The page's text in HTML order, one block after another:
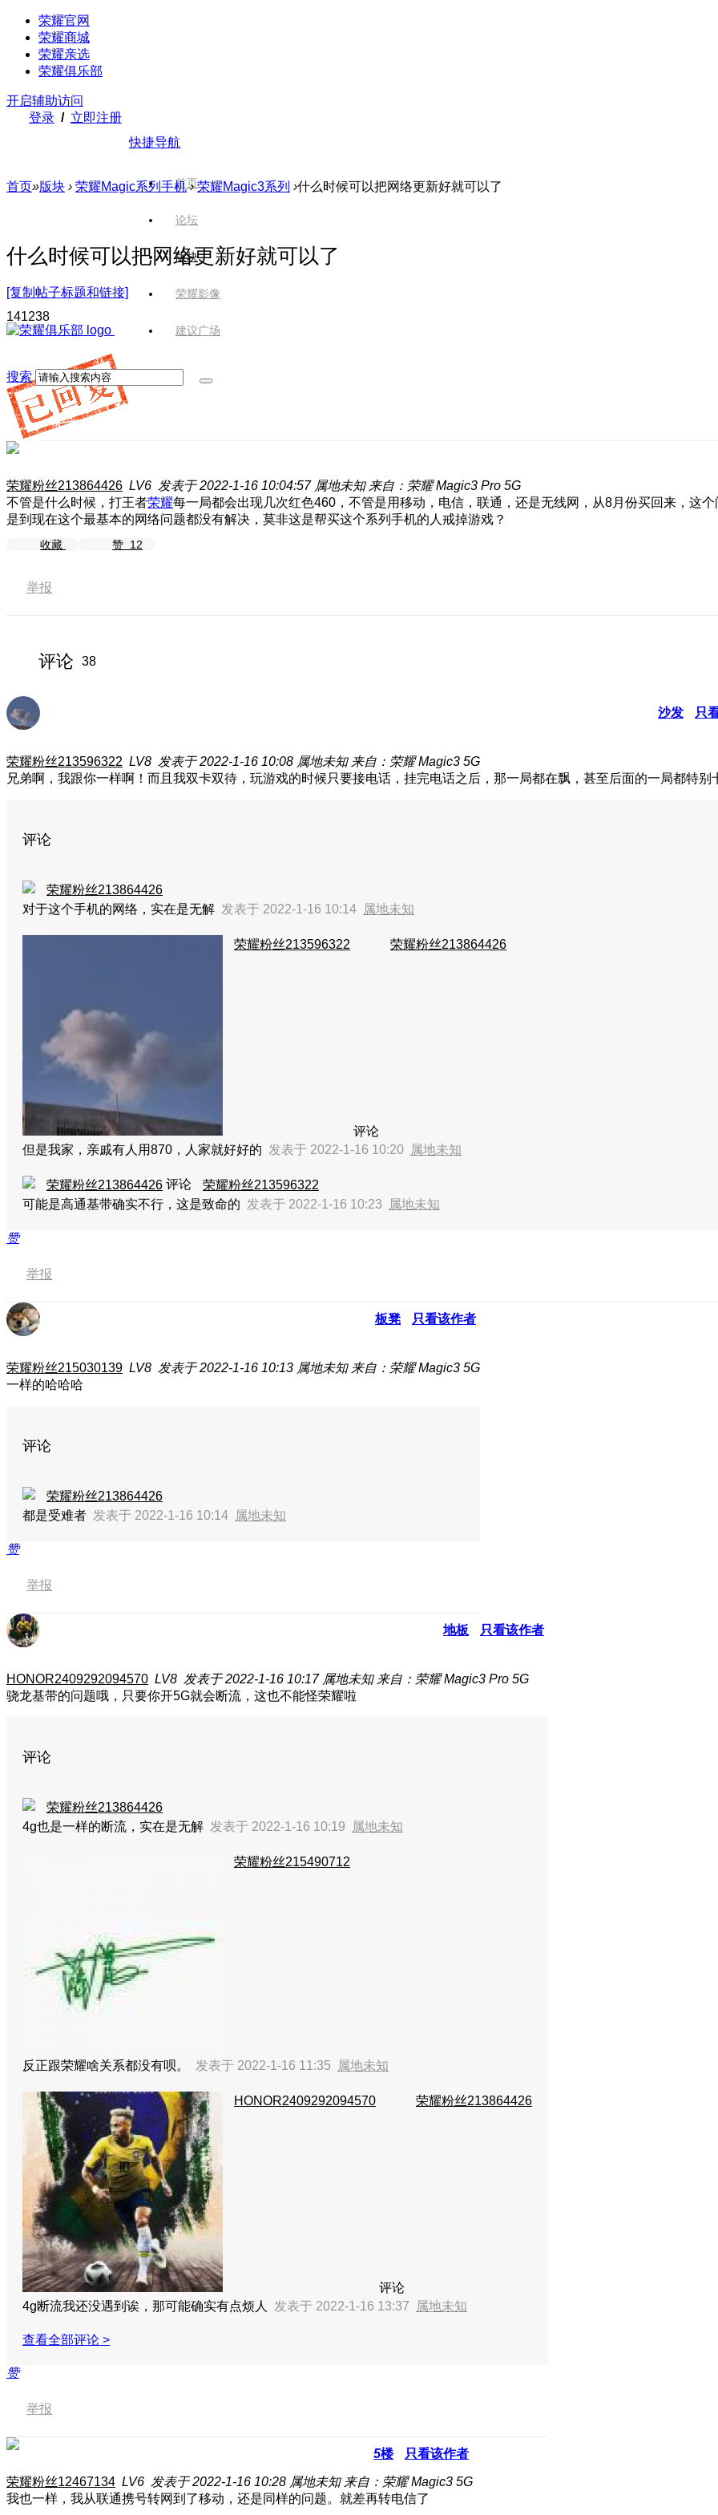
荣耀官网
荣耀商城
荣耀亲选
荣耀俱乐部
开启辅助访问
登录 / 立即注册
快捷导航
首页
论坛
版块
荣耀影像
建议广场
搜索
首页»版块 › 荣耀Magic系列手机 › 荣耀Magic3系列 ›什么时候可以把网络更新好就可以了
什么时候可以把网络更新好就可以了
[复制帖子标题和链接]
141238
荣耀粉丝213864426 LV6 发表于 2022-1-16 10:04:57 属地未知 来自：荣耀 Magic3 Pro 5G
不管是什么时候，打王者荣耀每一局都会出现几次红色460，不管是用移动，电信，联通，还是无线网，从8月份买回来，这
是到现在这个最基本的网络问题都没有解决，莫非这是帮买这个系列手机的人戒掉游戏？
收藏 赞 12
举报
评论 38
沙发 只
荣耀粉丝213596322 LV8 发表于 2022-1-16 10:08 属地未知 来自：荣耀 Magic3 5G
兄弟啊，我跟你一样啊！而且我双卡双待，玩游戏的时候只要接电话，挂完电话之后，那一局都在飘，甚至后面的一局都特别
评论
荣耀粉丝213864426
对于这个手机的网络，实在是无解 发表于 2022-1-16 10:14 属地未知
荣耀粉丝213596322
评论
荣耀粉丝213864426
但是我家，亲戚有人用870，人家就好好的 发表于 2022-1-16 10:20 属地未知
荣耀粉丝213864426 评论
荣耀粉丝213596322
可能是高通基带确实不行，这是致命的 发表于 2022-1-16 10:23 属地未知
赞
举报
板凳 只看该作者
荣耀粉丝215030139 LV8 发表于 2022-1-16 10:13 属地未知 来自：荣耀 Magic3 5G
一样的哈哈哈
评论
荣耀粉丝213864426
都是受难者 发表于 2022-1-16 10:14 属地未知
赞
举报
地板 只看该作者
HONOR2409292094570 LV8 发表于 2022-1-16 10:17 属地未知 来自：荣耀 Magic3 Pro 5G
骁龙基带的问题哦，只要你开5G就会断流，这也不能怪荣耀啦
评论
荣耀粉丝213864426
4g也是一样的断流，实在是无解 发表于 2022-1-16 10:19 属地未知
荣耀粉丝215490712
反正跟荣耀啥关系都没有呗。 发表于 2022-1-16 11:35 属地未知
HONOR2409292094570
评论
荣耀粉丝213864426
4g断流我还没遇到诶，那可能确实有点烦人 发表于 2022-1-16 13:37 属地未知
查看全部评论 >
赞
举报
5楼 只看该作者
荣耀粉丝12467134 LV6 发表于 2022-1-16 10:28 属地未知 来自：荣耀 Magic3 5G
我也一样，我从联通携号转网到了移动，还是同样的问题。就差再转电信了